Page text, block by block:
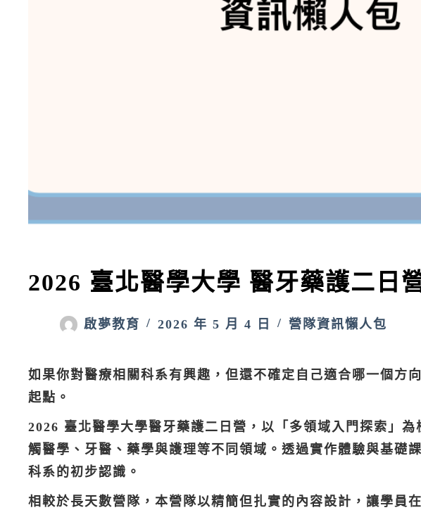
2026 臺北醫學大學 醫牙藥護二日
啟夢教育 2026 年 5 月 4 日 營隊資訊懶人包
如果你對醫療相關科系有興趣，但還不確定自己適合哪一個方
起點。
2026 臺北醫學大學醫牙藥護二日營，以「多領域入門探索」
觸醫學、牙醫、藥學與護理等不同領域。透過實作體驗與基礎
科系的初步認識。
相較於長天數營隊，本營隊以精簡但扎實的內容設計，讓學員